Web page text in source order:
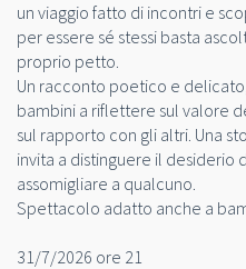
un viaggio fatto di incontri e
per essere sé stessi basta
proprio petto.
Un racconto poetico e
bambini a riflettere sul valore
sul rapporto con gli altri. Una
invita a distinguere il desiderio
assomigliare a qualcuno.
Spettacolo adatto anche a
31/7/2026 ore 21